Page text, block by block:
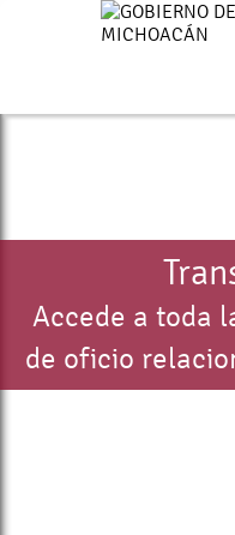
Accede a toda
de oficio